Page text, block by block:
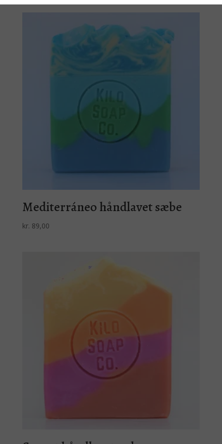
Mediterráneo håndlavet sæbe
kr. 89,00